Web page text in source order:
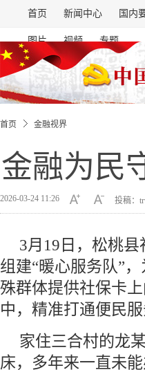
首页 新闻中心 国内
图片 视频 专题
首页 金融视界
金融为民
2026-03-24 11:26 投稿：
3月19日，松桃
组建“暖心服务队”
殊群体提供社保卡
中，精准打通便民服
家住三合村的龙
床，多年来一直未